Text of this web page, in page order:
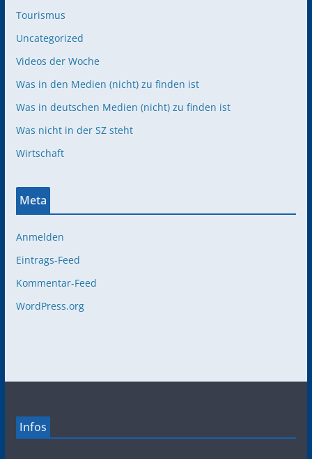
Tourismus
Uncategorized
Videos der Woche
Was in den Medien (nicht) zu finden ist
Was in deutschen Medien (nicht) zu finden ist
Was nicht in der SZ steht
Wirtschaft
Meta
Anmelden
Eintrags-Feed
Kommentar-Feed
WordPress.org
Infos